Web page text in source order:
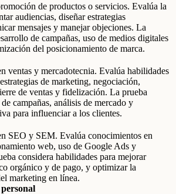
de productos o servicios. Evalúa la
audiencias, diseñar estrategias
mensajes y manejar objeciones. La
de campañas, uso de medios digitales
del posicionamiento de marca.
ventas y mercadotecnia. Evalúa habilidades
de marketing, negociación,
de ventas y fidelización. La prueba
campañas, análisis de mercado y
para influenciar a los clientes.
SEO y SEM. Evalúa conocimientos en
web, uso de Google Ads y
considera habilidades para mejorar
orgánico y de pago, y optimizar la
marketing en línea.